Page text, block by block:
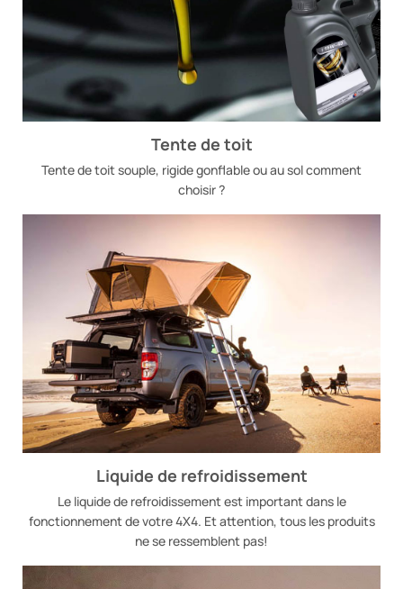
Tente de toit
Tente de toit souple, rigide gonflable ou au sol comment
choisir ?
Liquide de refroidissement
Le liquide de refroidissement est important dans le
fonctionnement de votre 4X4. Et attention, tous les produits
ne se ressemblent pas!